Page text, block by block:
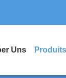
Uns Produits